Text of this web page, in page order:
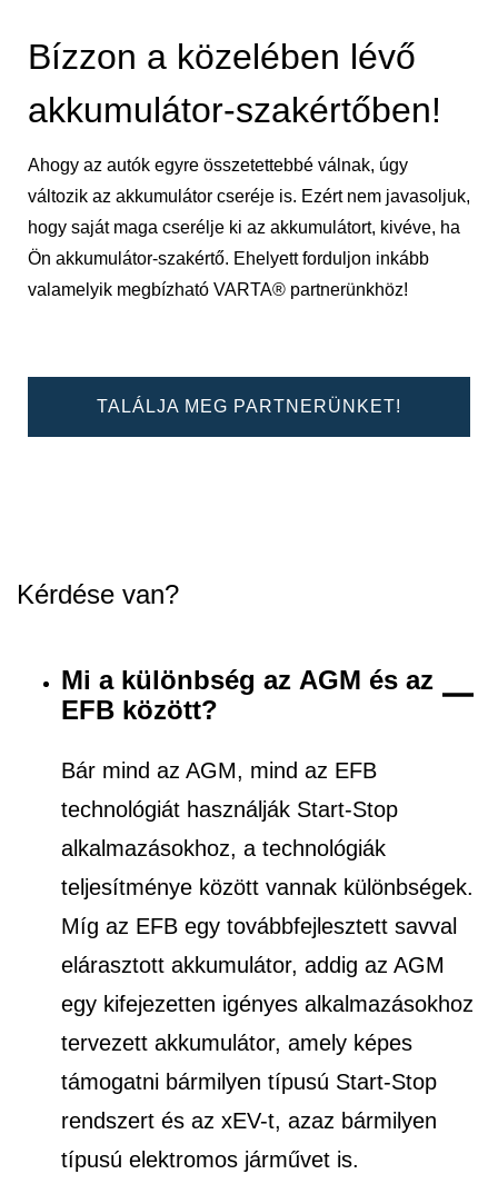
Bízzon a közelében lévő
akkumulátor-szakértőben!
Ahogy az autók egyre összetettebbé válnak, úgy
változik az akkumulátor cseréje is. Ezért nem javasoljuk,
hogy saját maga cserélje ki az akkumulátort, kivéve, ha
Ön akkumulátor-szakértő. Ehelyett forduljon inkább
valamelyik megbízható VARTA® partnerünkhöz!
TALÁLJA MEG PARTNERÜNKET!
Kérdése van?
Mi a különbség az AGM és az
EFB között?
Bár mind az AGM, mind az EFB
technológiát használják Start-Stop
alkalmazásokhoz, a technológiák
teljesítménye között vannak különbségek.
Míg az EFB egy továbbfejlesztett savval
elárasztott akkumulátor, addig az AGM
egy kifejezetten igényes alkalmazásokhoz
tervezett akkumulátor, amely képes
támogatni bármilyen típusú Start-Stop
rendszert és az xEV-t, azaz bármilyen
típusú elektromos járművet is.